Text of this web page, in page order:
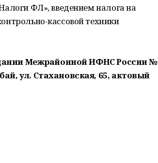
ФЛ», введением налога на
кассовой техники
Межрайонной ИФНС России №
ул. Стахановская, 65, актовый